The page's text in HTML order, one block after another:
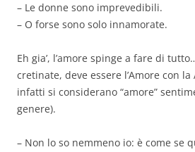
– Le donne sono imprevedibili.
– O forse sono solo innamorate.
Eh gia’, l’amore spinge a fare di
cretinate, deve essere l’Amore con
infatti si considerano “amore”
genere).
– Non lo so nemmeno io: è come se